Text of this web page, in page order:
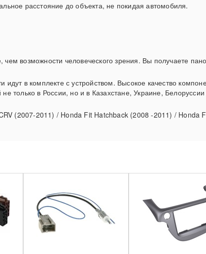
расстояние до объекта, не покидая автомобиля.
чем возможности человеческого зрения. Вы получаете
в комплекте с устройством. Высокое качество
только в России, но и в Казахстане, Украине,
(2007-2011) / Honda Fit Hatchback (2008 -2011) / Honda